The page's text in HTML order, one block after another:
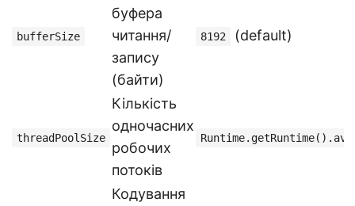
bufferSize
буфера
читання/
запису
(байти)
8192 (default)
threadPoolSize
Кількість
одночасних
робочих
потоків
Кодування